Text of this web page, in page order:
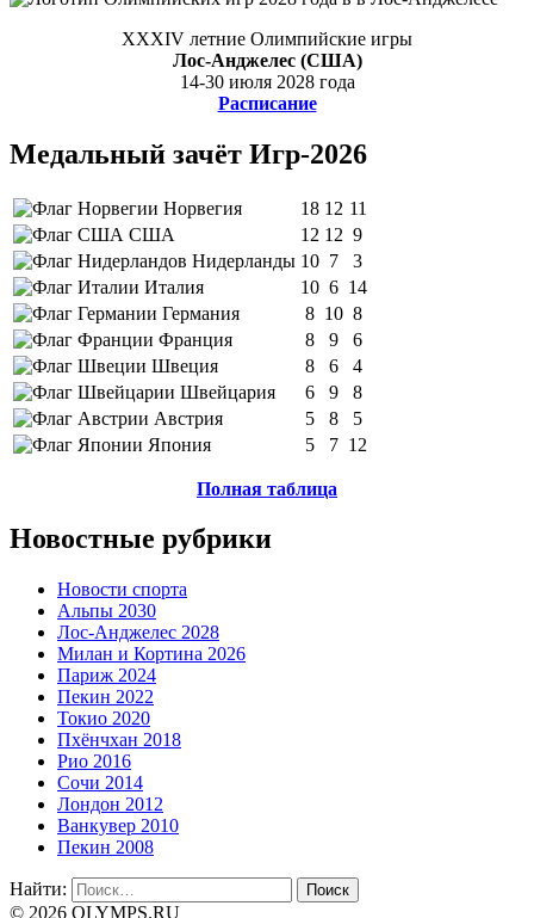
XXXIV летние Олимпийские игры
Лос-Анджелес (США)
14-30 июля 2028 года
Расписание
Медальный зачёт Игр-2026
Норвегия 18 12 11
США
12 12 9
Нидерланды 10 7
3
Италия
10 6 14
Германия
8 10 8
Франция
8 9
6
Швеция
8 6
4
Швейцария
6 9
8
Австрия
5 8
5
Япония
5 7 12
Полная таблица
Новостные рубрики
Новости спорта
Альпы 2030
Лос-Анджелес 2028
Милан и Кортина 2026
Париж 2024
Пекин 2022
Токио 2020
Пхёнчхан 2018
Рио 2016
Сочи 2014
Лондон 2012
Ванкувер 2010
Пекин 2008
Найти:
© 2026 OLYMPS.RU